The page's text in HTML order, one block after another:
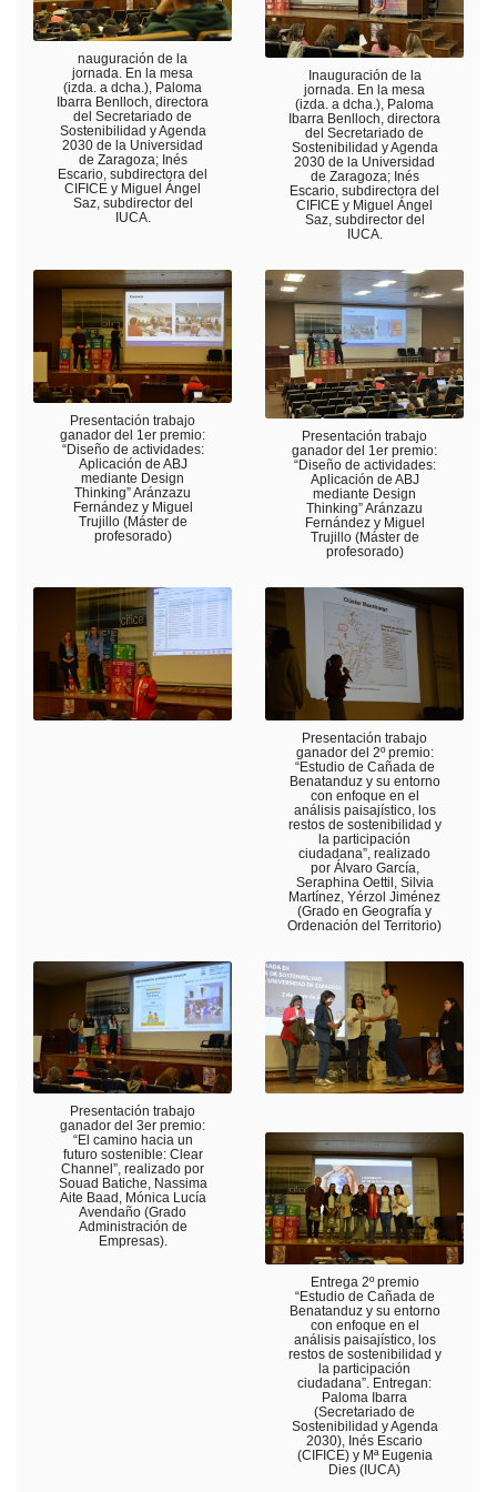
nauguración de la
jornada. En la mesa
(izda. a dcha.), Paloma
Ibarra Benlloch, directora
del Secretariado de
Sostenibilidad y Agenda
2030 de la Universidad
de Zaragoza; Inés
Escario, subdirectora del
CIFICE y Miguel Ángel
Saz, subdirector del
IUCA.
Inauguración de la
jornada. En la mesa
(izda. a dcha.), Paloma
Ibarra Benlloch, directora
del Secretariado de
Sostenibilidad y Agenda
2030 de la Universidad
de Zaragoza; Inés
Escario, subdirectora del
CIFICE y Miguel Ángel
Saz, subdirector del
IUCA.
Presentación trabajo
ganador del 1er premio:
“Diseño de actividades:
Aplicación de ABJ
mediante Design
Thinking” Aránzazu
Fernández y Miguel
Trujillo (Máster de
profesorado)
Presentación trabajo
ganador del 1er premio:
“Diseño de actividades:
Aplicación de ABJ
mediante Design
Thinking” Aránzazu
Fernández y Miguel
Trujillo (Máster de
profesorado)
Presentación trabajo
ganador del 2º premio:
“Estudio de Cañada de
Benatanduz y su entorno
con enfoque en el
análisis paisajístico, los
restos de sostenibilidad y
la participación
ciudadana”, realizado
por Álvaro García,
Seraphina Oettil, Silvia
Martínez, Yérzol Jiménez
(Grado en Geografía y
Ordenación del Territorio)
Presentación trabajo
ganador del 3er premio:
“El camino hacia un
futuro sostenible: Clear
Channel”, realizado por
Souad Batiche, Nassima
Aite Baad, Mónica Lucía
Avendaño (Grado
Administración de
Empresas).
Entrega 2º premio
“Estudio de Cañada de
Benatanduz y su entorno
con enfoque en el
análisis paisajístico, los
restos de sostenibilidad y
la participación
ciudadana”. Entregan:
Paloma Ibarra
(Secretariado de
Sostenibilidad y Agenda
2030), Inés Escario
(CIFICE) y Mª Eugenia
Dies (IUCA)